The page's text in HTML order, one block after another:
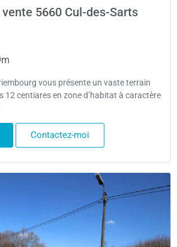
5660 Cul-des-Sarts
vous présente un vaste terrain
12 centiares en zone d’habitat à caractère
Contactez-moi